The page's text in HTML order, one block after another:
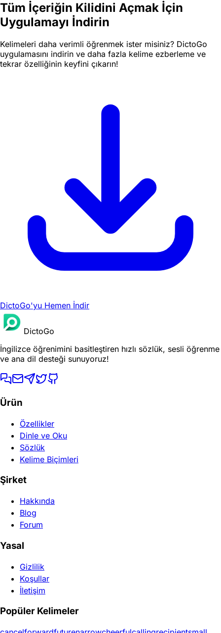
Tüm İçeriğin Kilidini Açmak İçin
Uygulamayı İndirin
Kelimeleri daha verimli öğrenmek ister misiniz? DictoGo
uygulamasını indirin ve daha fazla kelime ezberleme ve
tekrar özelliğinin keyfini çıkarın!
DictoGo'yu Hemen İndir
DictoGo
İngilizce öğrenimini basitleştiren hızlı sözlük, sesli öğrenme
ve ana dil desteği sunuyoruz!
Ürün
Özellikler
Dinle ve Oku
Sözlük
Kelime Biçimleri
Şirket
Hakkında
Blog
Forum
Yasal
Gizlilik
Koşullar
İletişim
Popüler Kelimeler